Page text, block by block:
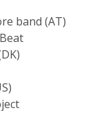
band (AT)